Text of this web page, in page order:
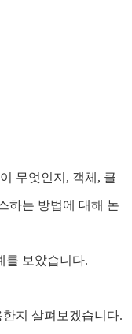
무엇인지, 객체, 클
하는 방법에 대해 논
를 보았습니다.
지 살펴보겠습니다.